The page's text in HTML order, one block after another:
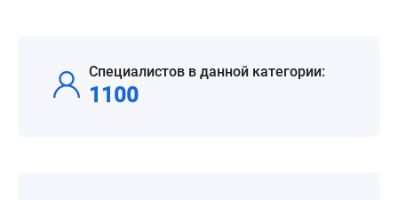
Специалистов в данной категории:
1100